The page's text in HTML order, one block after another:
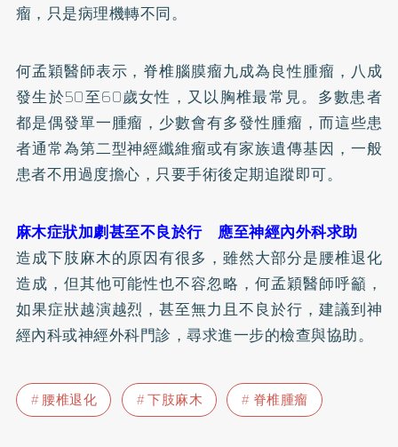
瘤，只是病理機轉不同。
何孟穎醫師表示，脊椎腦膜瘤九成為良性腫瘤，八成
發生於50至60歲女性，又以胸椎最常見。多數患者
都是偶發單一腫瘤，少數會有多發性腫瘤，而這些患
者通常為第二型神經纖維瘤或有家族遺傳基因，一般
患者不用過度擔心，只要手術後定期追蹤即可。
麻木症狀加劇甚至不良於行 應至神經內外科求助
造成下肢麻木的原因有很多，雖然大部分是腰椎退化
造成，但其他可能性也不容忽略，何孟穎醫師呼籲，
如果症狀越演越烈，甚至無力且不良於行，建議到神
經內科或神經外科門診，尋求進一步的檢查與協助。
腰椎退化 下肢麻木 脊椎腫瘤